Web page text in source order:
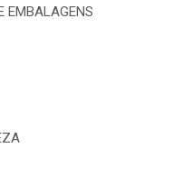
EMBALAGENS